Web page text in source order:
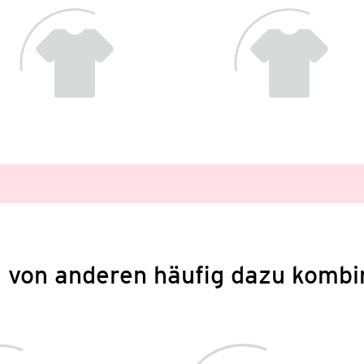
von anderen häufig dazu